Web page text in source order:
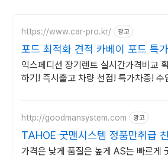
https://www.car-pro.kr/ 광고
포드 최적화 견적 카베이 포드 특
량 무료견적
익스페디션 장기렌트 실시간가격비교
하기! 즉시출고 차량 선점! 특가차종! 수
http://goodmansystem.com 광고
TAHOE 굿맨시스템 정품만취급 친
상담
가격은 낮게 품질은 높게 AS는 빠르게